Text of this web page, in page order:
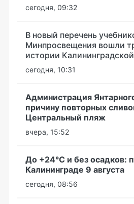
сегодня, 09:32
В новый перечень
Минпросвещения вошли
истории
сегодня, 10:31
Администрация
причину повторных
Центральный пляж
вчера, 15:52
До +24°С и без осадков:
Калининграде 9 августа
сегодня, 08:56